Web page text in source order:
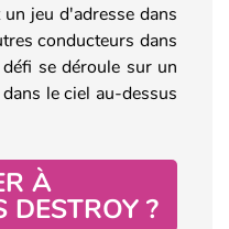
jeu d'adresse dans
conducteurs dans
se déroule sur un
le ciel au-dessus
À
DESTROY ?